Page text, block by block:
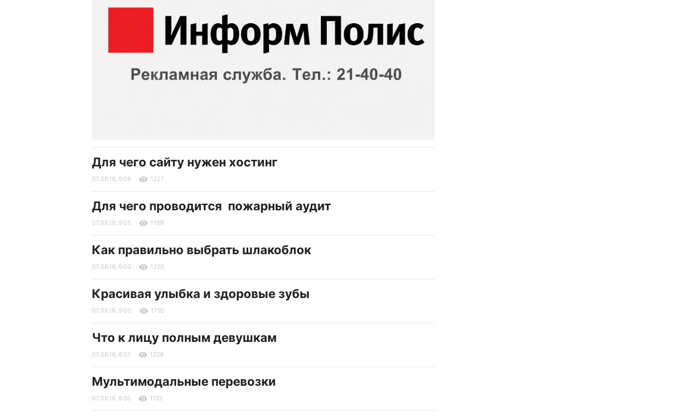
Для чего сайту нужен хостинг
07.08.16, 9:06 1227
Для чего проводится пожарный аудит
07.08.16, 9:05 1189
Как правильно выбрать шлакоблок
07.08.16, 9:02 1220
Красивая улыбка и здоровые зубы
07.08.16, 9:00 1792
Что к лицу полным девушкам
07.08.16, 8:57 1228
Мультимодальные перевозки
07.08.16, 8:55 1125